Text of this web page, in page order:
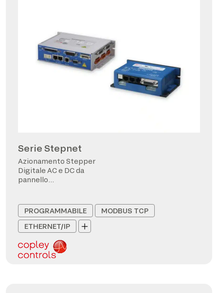
Serie Stepnet
Azionamento Stepper
Digitale AC e DC da
pannello
PROGRAMMABILE
MODBUS TCP
ETHERNET/IP